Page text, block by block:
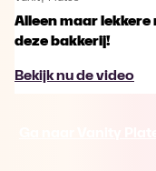
Alleen maar
deze bakkerij!
Bekijk nu de video